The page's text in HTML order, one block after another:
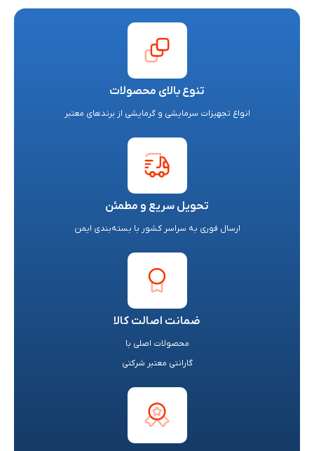
تنوع بالای محصولات
انواع تجهیزات سرمایشی و گرمایشی از برندهای معتبر
تحویل سریع و مطمئن
ارسال فوری به سراسر کشور با بسته‌بندی ایمن
ضمانت اصالت کالا
محصولات اصلی با
گارانتی معتبر شرکتی